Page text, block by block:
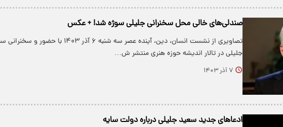
صندلی‌های خالی محل سخنرانی جلیلی سوژه شد! + عکس
تصاویری از نشست انسان، دین، آینده عصر سه شنبه ۶ آذر ۱۴۰۳ با حضور و
جلیلی در تالار اندیشه حوزه هنری منتشر ش…
۷ آذر ۱۴۰۳
ادعاهای جدید سعید جلیلی درباره دولت سایه